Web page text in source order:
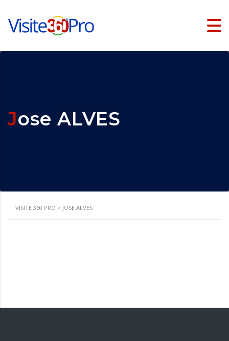
Jose ALVES
VISITE 360 PRO > JOSE ALVES